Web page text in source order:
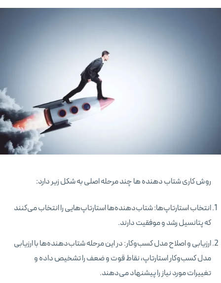
روش کاری شتاب دهنده ها چند مرحله اصلی به شکل زیر دارد:
انتخاب استارتاپ‌ها: شتاب‌دهنده‌ها استارتاپ‌هایی را انتخاب می‌کنند
که پتانسیل رشد و موفقیت دارند.
ارزیابی و اصلاح مدل کسب‌وکار: در این مرحله شتاب‌دهنده‌ها با ارزیابی
مدل کسب‌وکار استارتاپ، نقاط قوت و ضعف را تشخیص داده و
تغییرات مورد نیاز را پیشنهاد می‌دهند.